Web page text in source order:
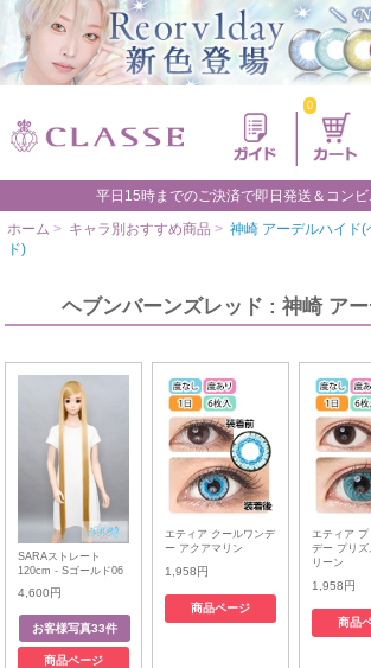
0
平日15時までのご決済で即日発送＆コン
ホーム > キャラ別おすすめ商品 > 神崎 アーデルハイド(
ド)
ヘブンバーンズレッド : 神崎 ア
SARAストレート
120cm - Sゴールド06
4,600円
商品ページ
エティア クールワンデ
ー アクアマリン
1,958円
商品ページ
エティア プ
デー プリズ
リーン
1,958円
商品